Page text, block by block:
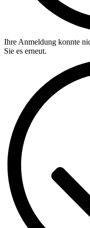
Ihre Anmeldung konnte
Sie es erneut.